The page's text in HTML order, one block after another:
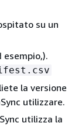
su un
esempio,).
la versione
utilizzare.
utilizza la